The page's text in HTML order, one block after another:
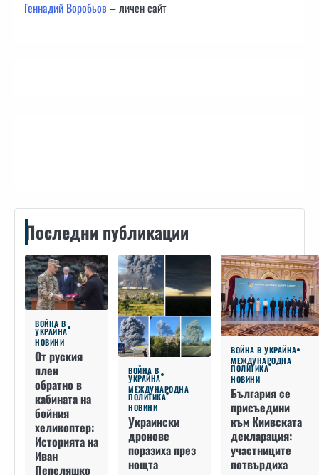
Геннадий Воробьов– личен сайт
Последни публикации
ВОЙНА В
УКРАЙНА
НОВИНИ
От руския
плен
обратно в
кабината на
бойния
хеликоптер:
Историята на
Иван
Пепеляшко
ВОЙНА В
УКРАЙНА
МЕЖДУНАРОДНА
ПОЛИТИКА
НОВИНИ
Украински
дронове
поразиха през
нощта
ВОЙНА В УКРАЙНА
МЕЖДУНАРОДНА
ПОЛИТИКА
НОВИНИ
България се
присъедини
към Киивската
декларация:
участниците
потвърдиха